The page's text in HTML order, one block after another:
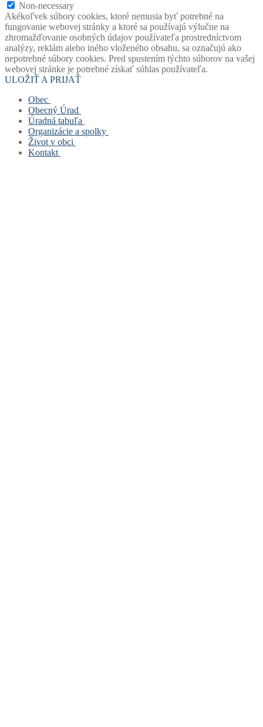
Non-necessary
Akékoľvek súbory cookies, ktoré nemusia byť potrebné na
fungovanie webovej stránky a ktoré sa používajú výlučne na
zhromažďovanie osobných údajov používateľa prostredníctvom
analýzy, reklám alebo iného vloženého obsahu, sa označujú ako
nepotrebné súbory cookies. Pred spustením týchto súborov na vašej
webovej stránke je potrebné získať súhlas používateľa.
ULOŽIŤ A PRIJAŤ
Obec
Stará verzia webu
História obce
Mapový portál obce
Štatút obce
Symboly obce
Obecný Úrad
Obecný úrad
Starosta obce
Zástupca starostu
Hlavný kontrolór
Úradná tabuľa
Úradná tabuľa
Povinne zverejňované dokumenty
Civilná ochrana
Organizácie a spolky
Základná a materská škola
Obecná knižnica
Život v obci
Život v obci
Kontakt